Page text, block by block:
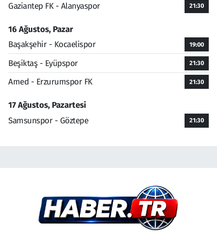
Gaziantep FK - Alanyaspor 21:30
16 Ağustos, Pazar
Başakşehir - Kocaelispor
19:00
Beşiktaş - Eyüpspor 21:30
Amed - Erzurumspor FK 21:30
17 Ağustos, Pazartesi
Samsunspor - Göztepe
21:30